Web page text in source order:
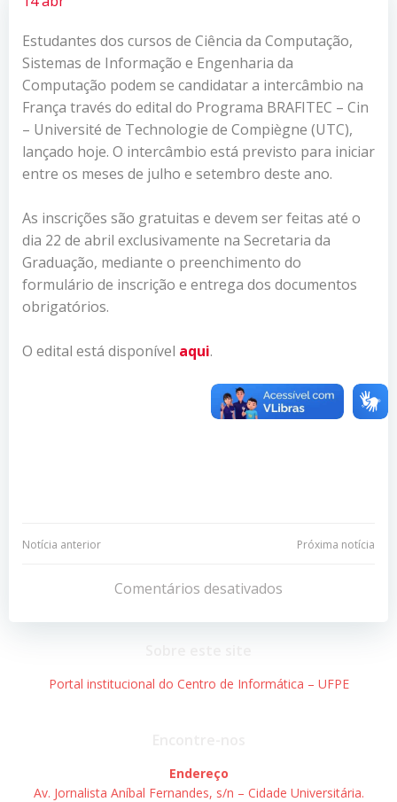
Estudantes dos cursos de Ciência da Computação,
Sistemas de Informação e Engenharia da
Computação podem se candidatar a intercâmbio na
França través do edital do Programa BRAFITEC – Cin
– Université de Technologie de Compiègne (UTC),
lançado hoje. O intercâmbio está previsto para iniciar
entre os meses de julho e setembro deste ano.
As inscrições são gratuitas e devem ser feitas até o
dia 22 de abril exclusivamente na Secretaria da
Graduação, mediante o preenchimento do
formulário de inscrição e entrega dos documentos
obrigatórios.
O edital está disponível aqui.
Navegação
Post
Notícia anterior
Navegação
de
Post
Próxima notícia
Comentários desativados
Portal institucional do Centro de Informática – UFPE
Endereço
Av. Jornalista Aníbal Fernandes, s/n – Cidade Universitária.